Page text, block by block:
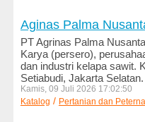
Makanan
dan
Minuman
Media
dan
Penerbitan
Aginas Palma
PT Agrinas Palma
Karya (persero),
dan industri kelapa sawit.
Setiabudi, Jakarta Selatan.
Kamis, 09 Juli 2026 17:02:50
Katalog / Pertanian dan